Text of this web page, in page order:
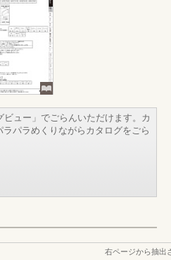
ュー」でごらんいただけます。カ
パラめくりながらカタログをごら
右ページから抽出